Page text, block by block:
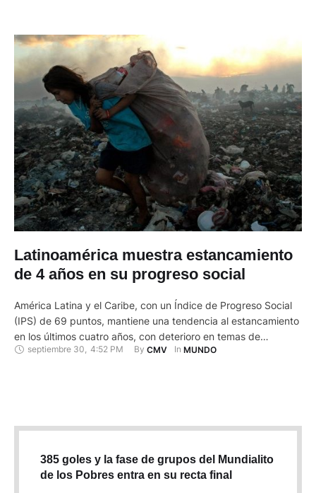
Latinoamérica muestra estancamiento
de 4 años en su progreso social
América Latina y el Caribe, con un Índice de Progreso Social
(IPS) de 69 puntos, mantiene una tendencia al estancamiento
en los últimos cuatro años, con deterioro en temas de
nutrición, vivienda, acceso a conocimientos básicos, derechos
septiembre 30, 4:52 PM By CMV In MUNDO
385 goles y la fase de grupos del Mundialito
de los Pobres entra en su recta final